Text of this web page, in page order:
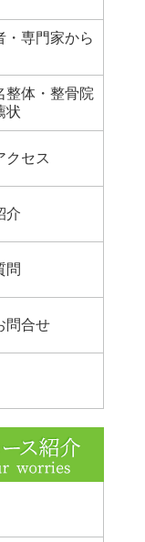
・専門家から
整体・整骨院
状
クセス
介
問
問合せ